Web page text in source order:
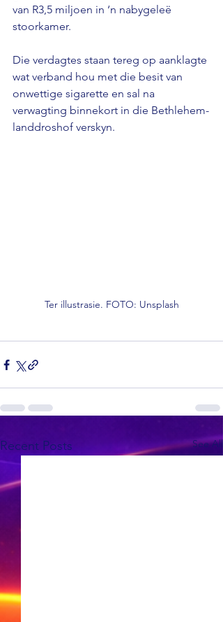
van R3,5 miljoen in ‘n nabygeleë
stoorkamer.
Die verdagtes staan ​​tereg op aanklagte
wat verband hou met die besit van
onwettige sigarette en sal na
verwagting binnekort in die Bethlehem-
landdroshof verskyn.
Ter illustrasie. FOTO: Unsplash
Recent Posts See All